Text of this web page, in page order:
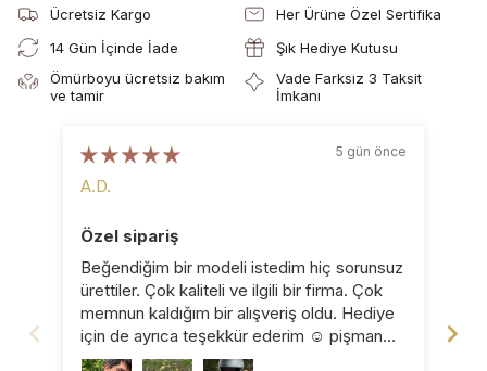
Ücretsiz Kargo
Her Ürüne Özel Sertifika
14 Gün İçinde İade
Şık Hediye Kutusu
Ömürboyu ücretsiz bakım
ve tamir
Vade Farksız 3 Taksit
İmkanı
5 gün önce
A.D.
Özel sipariş
Beğendiğim bir modeli istedim hiç sorunsuz
ürettiler. Çok kaliteli ve ilgili bir firma. Çok
memnun kaldığım bir alışveriş oldu. Hediye
için de ayrıca teşekkür ederim ☺️ pişman
olmazsınız ☺️